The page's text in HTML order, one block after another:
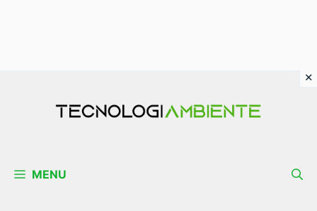
MENU